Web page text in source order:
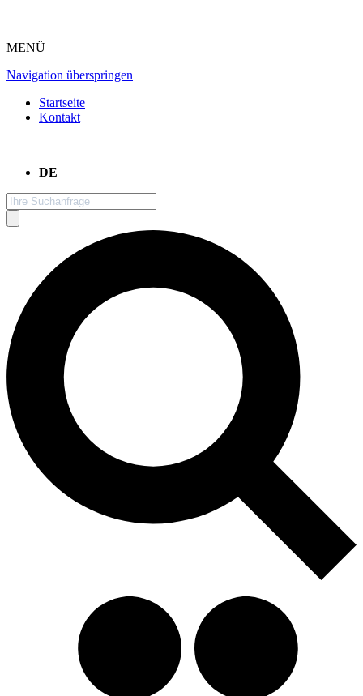
MENÜ
Navigation überspringen
Startseite
Kontakt
DE